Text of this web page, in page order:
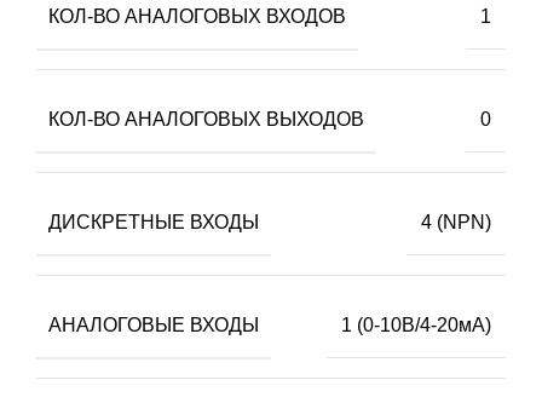
КОЛ-ВО АНАЛОГОВЫХ ВХОДОВ 1
КОЛ-ВО АНАЛОГОВЫХ ВЫХОДОВ 0
ДИСКРЕТНЫЕ ВХОДЫ 4 (NPN)
АНАЛОГОВЫЕ ВХОДЫ 1 (0-10В/4-20мА)